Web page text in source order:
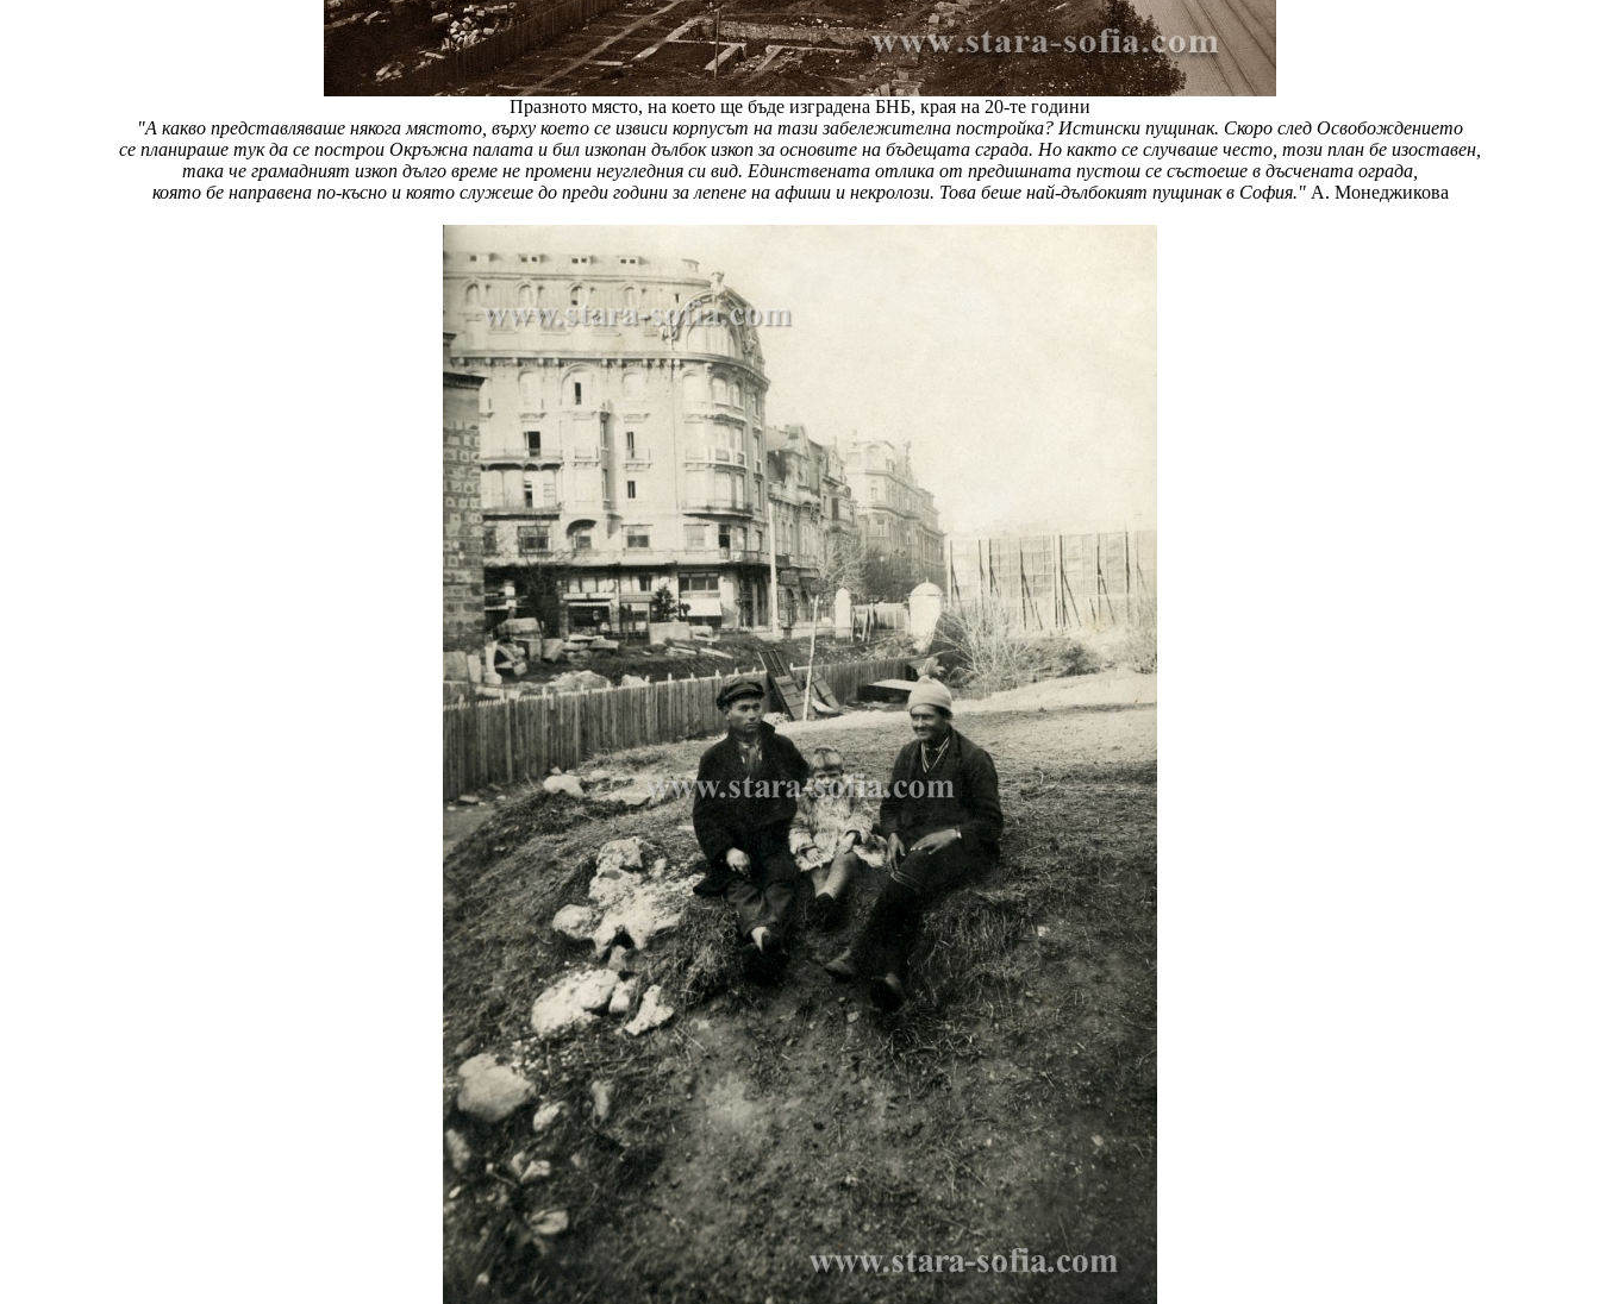
Празното място, на което ще бъде изградена БНБ, края на 20-те години
"А какво представляваше някога мястото, върху което се извиси корпусът на тази забележителна постройка? Истински пущинак. Скоро след Освобождението
се планираше тук да се построи Окръжна палата и бил изкопан дълбок изкоп за основите на бъдещата сграда. Но както се случваше често, този план бе изоставен,
така че грамадният изкоп дълго време не промени неугледния си вид. Единствената отлика от предишната пустош се състоеше в дъсчената ограда,
която бе направена по-късно и която служеше до преди години за лепене на афиши и некролози. Това беше най-дълбокият пущинак в София." А. Монеджикова